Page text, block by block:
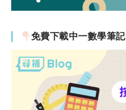
免費下載中一數學筆記